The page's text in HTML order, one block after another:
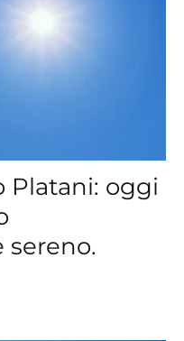
Platani: oggi